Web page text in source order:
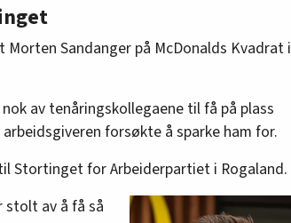
(Ap)
(Ap)
Sandanger på McDonalds Kvadrat i
av tenåringskollegaene til få på plass
forsøkte å sparke ham for.
Stortinget for Arbeiderpartiet i Rogaland.
stolt av å få så